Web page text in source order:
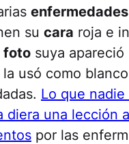
enfermedades
su cara roja e
foto suya apareció
usó como
Lo que
diera una lección
por las